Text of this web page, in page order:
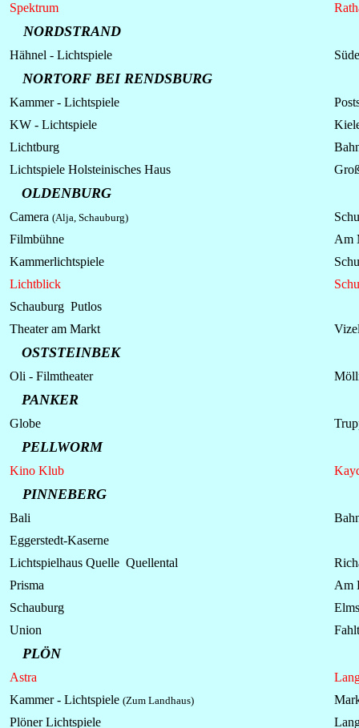
Spektrum
NORDSTRAND
Hähnel - Lichtspiele
NORTORF BEI RENDSBURG
Kammer - Lichtspiele
KW - Lichtspiele
Lichtburg
Lichtspiele Holsteinisches Haus
OLDENBURG
Camera (Alja, Schauburg)
Filmbühne
Am
Kammerlichtspiele
Lichtblick
Schauburg Putlos
Theater am Markt
OSTSTEINBEK
Oli - Filmtheater
PANKER
Globe
PELLWORM
Kino Klub
PINNEBERG
Bali
Eggerstedt-Kaserne
Lichtspielhaus Quelle Quellental
Prisma
Am
Schauburg
Union
PLÖN
Astra
Kammer - Lichtspiele (Zum Landhaus)
Plöner Lichtspiele